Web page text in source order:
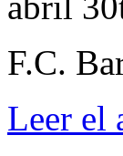
F.C.
Leer el